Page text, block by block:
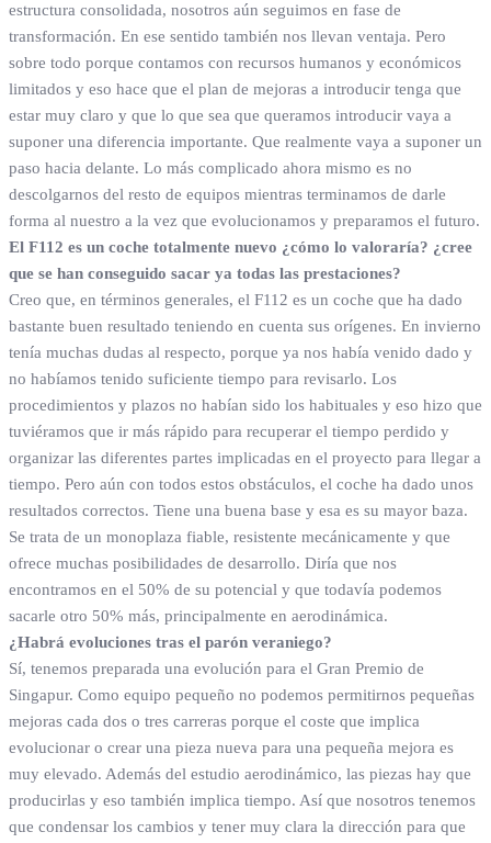
estructura consolidada, nosotros aún seguimos en fase de
transformación. En ese sentido también nos llevan ventaja. Pero
sobre todo porque contamos con recursos humanos y económicos
limitados y eso hace que el plan de mejoras a introducir tenga que
estar muy claro y que lo que sea que queramos introducir vaya a
suponer una diferencia importante. Que realmente vaya a suponer un
paso hacia delante. Lo más complicado ahora mismo es no
descolgarnos del resto de equipos mientras terminamos de darle
forma al nuestro a la vez que evolucionamos y preparamos el futuro.
El F112 es un coche totalmente nuevo ¿cómo lo valoraría? ¿cree
que se han conseguido sacar ya todas las prestaciones?
Creo que, en términos generales, el F112 es un coche que ha dado
bastante buen resultado teniendo en cuenta sus orígenes. En invierno
tenía muchas dudas al respecto, porque ya nos había venido dado y
no habíamos tenido suficiente tiempo para revisarlo. Los
procedimientos y plazos no habían sido los habituales y eso hizo que
tuviéramos que ir más rápido para recuperar el tiempo perdido y
organizar las diferentes partes implicadas en el proyecto para llegar a
tiempo. Pero aún con todos estos obstáculos, el coche ha dado unos
resultados correctos. Tiene una buena base y esa es su mayor baza.
Se trata de un monoplaza fiable, resistente mecánicamente y que
ofrece muchas posibilidades de desarrollo. Diría que nos
encontramos en el 50% de su potencial y que todavía podemos
sacarle otro 50% más, principalmente en aerodinámica.
¿Habrá evoluciones tras el parón veraniego?
Sí, tenemos preparada una evolución para el Gran Premio de
Singapur. Como equipo pequeño no podemos permitirnos pequeñas
mejoras cada dos o tres carreras porque el coste que implica
evolucionar o crear una pieza nueva para una pequeña mejora es
muy elevado. Además del estudio aerodinámico, las piezas hay que
producirlas y eso también implica tiempo. Así que nosotros tenemos
que condensar los cambios y tener muy clara la dirección para que